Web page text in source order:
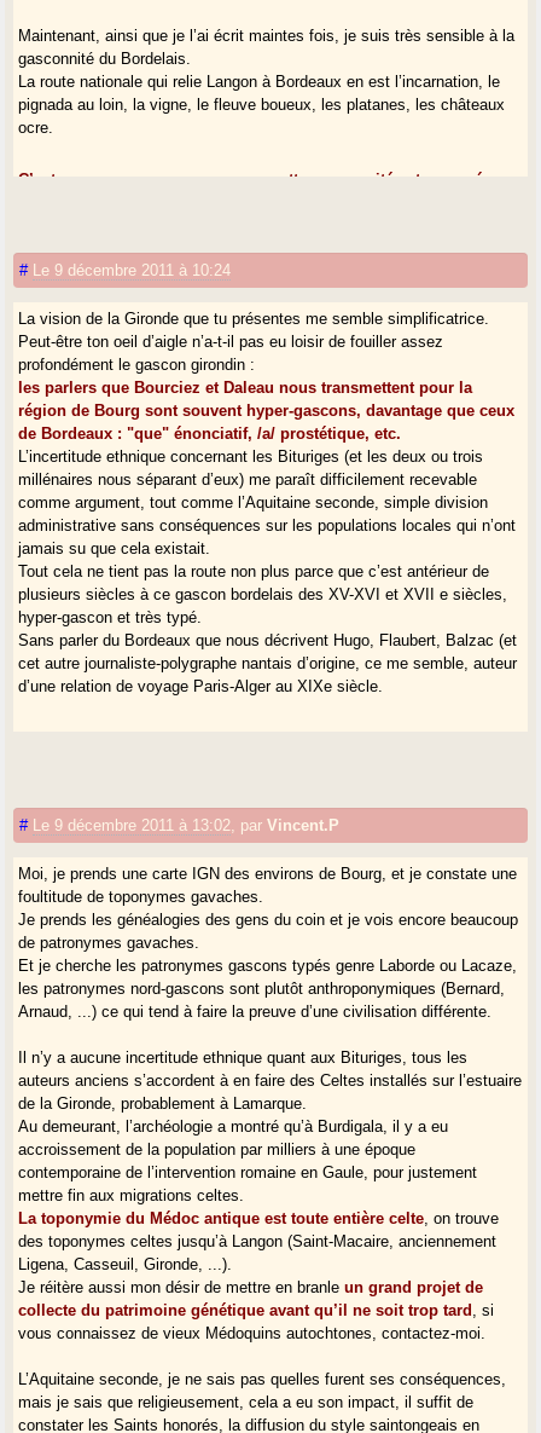
Maintenant, ainsi que je l’ai écrit maintes fois, je suis très sensible à la
gasconnité du Bordelais.
La route nationale qui relie Langon à Bordeaux en est l’incarnation, le
pignada au loin, la vigne, le fleuve boueux, les platanes, les châteaux
ocre.
C’est parce que nous savons que cette gasconnité est menacée,
du "Sud", c’est autre chose, un autre chose en somme gascon.
# Le 9 décembre 2011 à 10:24
La vision de la Gironde que tu présentes me semble simplificatrice.
Peut-être ton oeil d’aigle n’a-t-il pas eu loisir de fouiller assez
profondément le gascon girondin :
les parlers que Bourciez et Daleau nous transmettent pour la
région de Bourg sont souvent hyper-gascons, davantage que ceux
de Bordeaux : "que" énonciatif, /a/ prostétique, etc.
L’incertitude ethnique concernant les Bituriges (et les deux ou trois
millénaires nous séparant d’eux) me paraît difficilement recevable
comme argument, tout comme l’Aquitaine seconde, simple division
administrative sans conséquences sur les populations locales qui n’ont
jamais su que cela existait.
Tout cela ne tient pas la route non plus parce que c’est antérieur de
plusieurs siècles à ce gascon bordelais des XV-XVI et XVII e siècles,
hyper-gascon et très typé.
Sans parler du Bordeaux que nous décrivent Hugo, Flaubert, Balzac (et
cet autre journaliste-polygraphe nantais d’origine, ce me semble, auteur
d’une relation de voyage Paris-Alger au XIXe siècle.
# Le 9 décembre 2011 à 13:02 parVincent.P
Moi, je prends une carte IGN des environs de Bourg, et je constate une
foultitude de toponymes gavaches.
Je prends les généalogies des gens du coin et je vois encore beaucoup
de patronymes gavaches.
Et je cherche les patronymes gascons typés genre Laborde ou Lacaze,
les patronymes nord-gascons sont plutôt anthroponymiques (Bernard,
Arnaud, ...) ce qui tend à faire la preuve d’une civilisation différente.
Il n’y a aucune incertitude ethnique quant aux Bituriges, tous les
auteurs anciens s’accordent à en faire des Celtes installés sur l’estuaire
de la Gironde, probablement à Lamarque.
Au demeurant, l’archéologie a montré qu’à Burdigala, il y a eu
accroissement de la population par milliers à une époque
contemporaine de l’intervention romaine en Gaule, pour justement
mettre fin aux migrations celtes.
La toponymie du Médoc antique est toute entière celte , on trouve
des toponymes celtes jusqu’à Langon (Saint-Macaire, anciennement
Ligena, Casseuil, Gironde, ...).
Je réitère aussi mon désir de mettre en branleun grand projet de
collecte du patrimoine génétique avant qu’il ne soit trop tard
, si
vous connaissez de vieux Médoquins autochtones, contactez-moi.
L’Aquitaine seconde, je ne sais pas quelles furent ses conséquences,
mais je sais que religieusement, cela a eu son impact, il suffit de
constater les Saints honorés, la diffusion du style saintongeais en